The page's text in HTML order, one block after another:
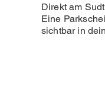
Direkt am
Eine
sichtbar in